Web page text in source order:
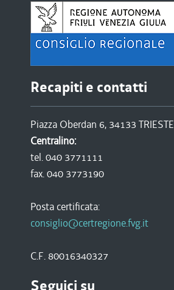
Recapiti e contatti
Piazza Oberdan 6, 34133 TRIESTE
Centralino:
tel. 040 3771111
fax. 040 3773190
Posta certificata:
consiglio@certregione.fvg.it
C.F. 80016340327
Seguici su